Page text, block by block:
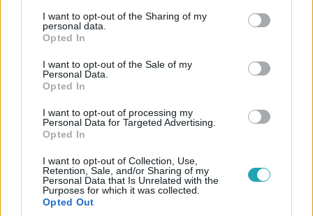
not limited to your visit or usage behaviour. You may click to
grant or deny consent to Google and its third-party tags to
use your data for below specified purposes in below Google
consent section.
I want to opt-out of the Sharing of my
personal data.
Opted In
I want to opt-out of the Sale of my
Personal Data.
Opted In
I want to opt-out of processing my
Personal Data for Targeted Advertising.
Opted In
I want to opt-out of Collection, Use,
Retention, Sale, and/or Sharing of my
Personal Data that Is Unrelated with the
Purposes for which it was collected.
Opted Out
ValóVilág
2019. január 29. 9:24
Kit kellene választania Zsuzsunak? SZAVAZZ!
Egy furcsa hangulatú Kiválasztáson Roli és Zsuzsu
Párbaj lehetőségét. De kivel érdemes megküzdenie a
nézők kegyeiért?